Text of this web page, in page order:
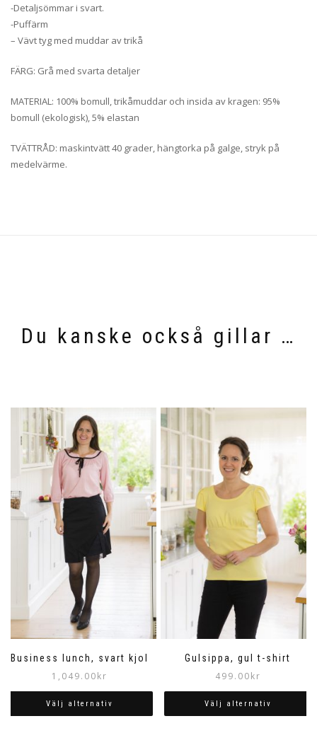
-Detaljsömmar i svart.
-Puffärm
– Vävt tyg med muddar av trikå
FÄRG: Grå med svarta detaljer
MATERIAL: 100% bomull, trikåmuddar och insida av kragen: 95%
bomull (ekologisk), 5% elastan
TVÄTTRÅD: maskintvätt 40 grader, hängtorka på galge, stryk på
medelvärme.
Du kanske också gillar …
Business lunch, svart kjol
1,049.00kr
Välj alternativ
Gulsippa, gul t-shirt
499.00kr
Välj alternativ